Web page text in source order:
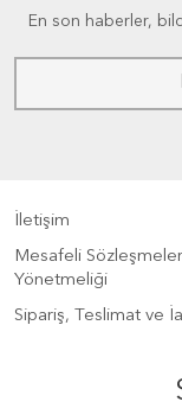
En son haberler,
İletişim
Mesafeli Sözleşmeler
Yönetmeliği
Sipariş, Teslimat ve